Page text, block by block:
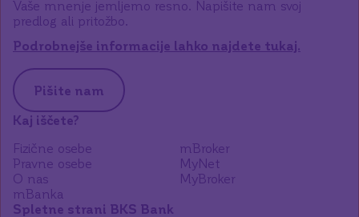
Vaše mnenje jemljemo resno. Napišite nam svoj
predlog ali pritožbo.
Podrobnejše informacije lahko najdete tukaj.
Pišite nam
Kaj iščete?
Fizične osebe
Pravne osebe
O nas
mBanka
mBroker
MyNet
MyBroker
Spletne strani BKS Bank